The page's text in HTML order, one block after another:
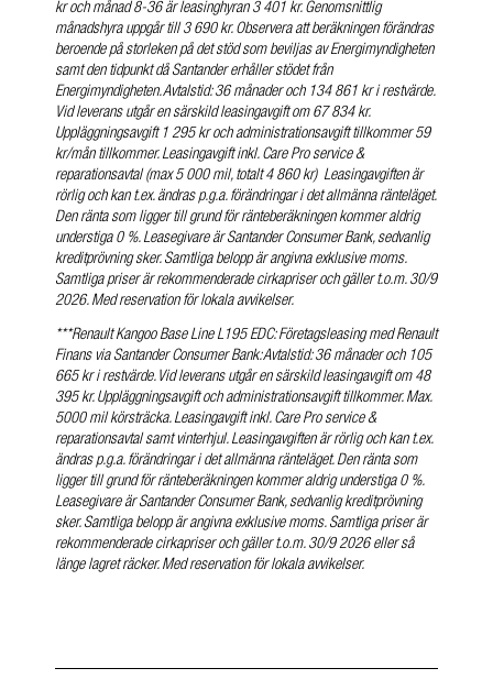
kr och månad 8-36 är leasinghyran 3 401 kr. Genomsnittlig
månadshyra uppgår till 3 690 kr. Observera att beräkningen förändras
beroende på storleken på det stöd som beviljas av Energimyndigheten
samt den tidpunkt då Santander erhåller stödet från
Energimyndigheten. Avtalstid: 36 månader och 134 861 kr i restvärde.
Vid leverans utgår en särskild leasingavgift om 67 834 kr.
Uppläggningsavgift 1 295 kr och administrationsavgift tillkommer 59
kr/mån tillkommer. Leasingavgift inkl. Care Pro service &
reparationsavtal (max 5 000 mil, totalt 4 860 kr) Leasingavgiften är
rörlig och kan t.ex. ändras p.g.a. förändringar i det allmänna ränteläget.
Den ränta som ligger till grund för ränteberäkningen kommer aldrig
understiga 0 %. Leasegivare är Santander Consumer Bank, sedvanlig
kreditprövning sker. Samtliga belopp är angivna exklusive moms.
Samtliga priser är rekommenderade cirkapriser och gäller t.o.m. 30/9
2026. Med reservation för lokala avvikelser.
***Renault Kangoo Base Line L195 EDC: Företagsleasing med Renault
Finans via Santander Consumer Bank: Avtalstid: 36 månader och 105
665 kr i restvärde. Vid leverans utgår en särskild leasingavgift om 48
395 kr. Uppläggningsavgift och administrationsavgift tillkommer. Max.
5000 mil körsträcka. Leasingavgift inkl. Care Pro service &
reparationsavtal samt vinterhjul. Leasingavgiften är rörlig och kan t.ex.
ändras p.g.a. förändringar i det allmänna ränteläget. Den ränta som
ligger till grund för ränteberäkningen kommer aldrig understiga 0 %.
Leasegivare är Santander Consumer Bank, sedvanlig kreditprövning
sker. Samtliga belopp är angivna exklusive moms. Samtliga priser är
rekommenderade cirkapriser och gäller t.o.m. 30/9 2026 eller så
länge lagret räcker. Med reservation för lokala avvikelser.